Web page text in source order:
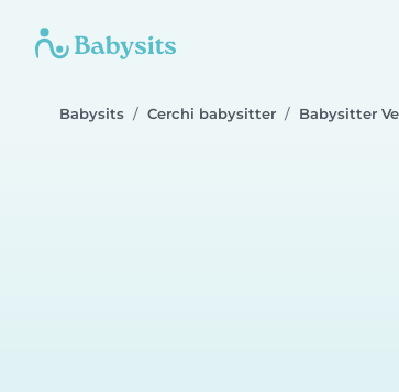
Babysits Cerchi babysitter Babysitter